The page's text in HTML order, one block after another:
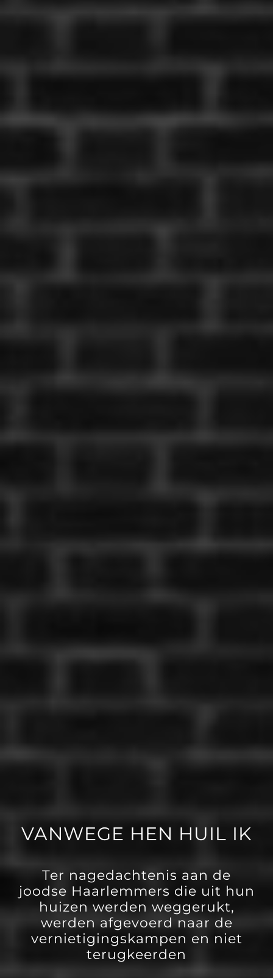
VANWEGE HEN HUIL IK
Ter nagedachtenis aan de
joodse Haarlemmers die uit hun
huizen werden weggerukt,
werden afgevoerd naar de
vernietigingskampen en niet
terugkeerden